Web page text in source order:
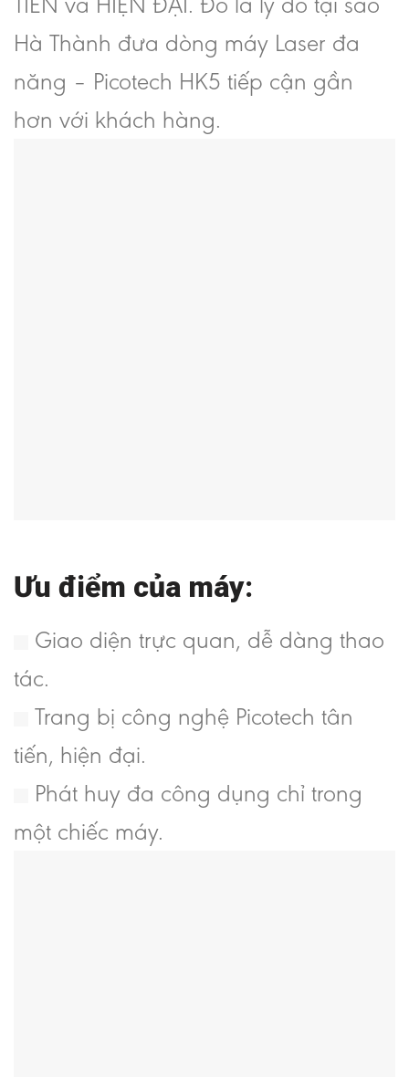
Hà Thành đưa dòng máy Laser đa
năng – Picotech HK5 tiếp cận gần
hơn với khách hàng.
Ưu điểm của máy:
Giao diện trực quan, dễ dàng thao
tác.
Trang bị công nghệ Picotech tân
tiến, hiện đại.
Phát huy đa công dụng chỉ trong
một chiếc máy.